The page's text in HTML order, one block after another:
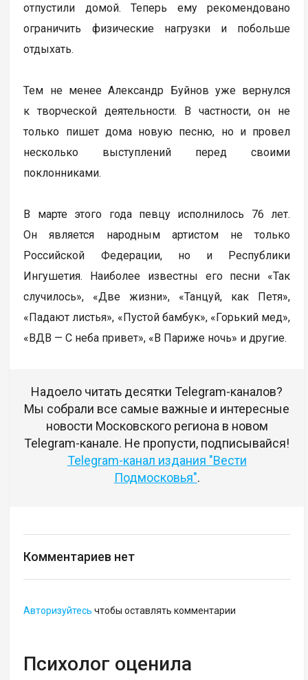
отпустили домой. Теперь ему рекомендовано
ограничить физические нагрузки и побольше
отдыхать.
Тем не менее Александр Буйнов уже вернулся
к творческой деятельности. В частности, он не
только пишет дома новую песню, но и провел
несколько выступлений перед своими
поклонниками.
В марте этого года певцу исполнилось 76 лет.
Он является народным артистом не только
Российской Федерации, но и Республики
Ингушетия. Наиболее известны его песни «Так
случилось», «Две жизни», «Танцуй, как Петя»,
«Падают листья», «Пустой бамбук», «Горький мед»,
«ВДВ — С неба привет», «В Париже ночь» и другие.
Надоело читать десятки Telegram-каналов?
Мы собрали все самые важные и интересные
новости Московского региона в новом
Telegram-канале. Не пропусти, подписывайся!
Telegram-канал издания "Вести
Подмосковья".
Комментариев нет
Авторизуйтесь чтобы оставлять комментарии
Психолог оценила